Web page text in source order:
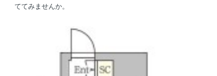
ててみませんか。